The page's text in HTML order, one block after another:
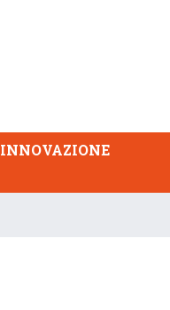
INNOVAZIONE